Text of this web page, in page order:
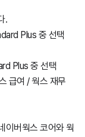
.
Plus 중 선택
Plus 중 선택
급여 / 웍스 재무
이버웍스 코어와 웍